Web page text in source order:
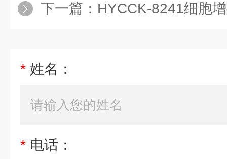
下一篇： HYCCK-8241细胞增殖及
* 姓名：
* 电话：